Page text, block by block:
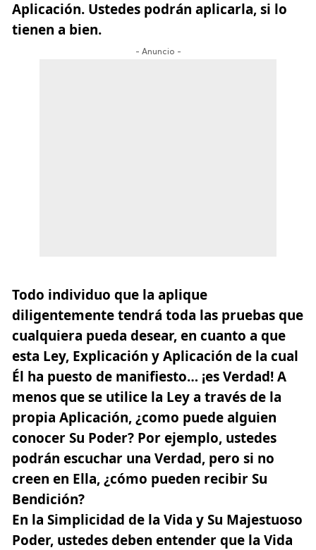
Aplicación. Ustedes podrán aplicarla, si lo
tienen a bien.
- Anuncio -
Todo individuo que la aplique
diligentemente tendrá toda las pruebas que
cualquiera pueda desear, en cuanto a que
esta Ley, Explicación y Aplicación de la cual
Él ha puesto de manifiesto… ¡es Verdad! A
menos que se utilice la Ley a través de la
propia Aplicación, ¿como puede alguien
conocer Su Poder? Por ejemplo, ustedes
podrán escuchar una Verdad, pero si no
creen en Ella, ¿cómo pueden recibir Su
Bendición?
En la Simplicidad de la Vida y Su Majestuoso
Poder, ustedes deben entender que la Vida